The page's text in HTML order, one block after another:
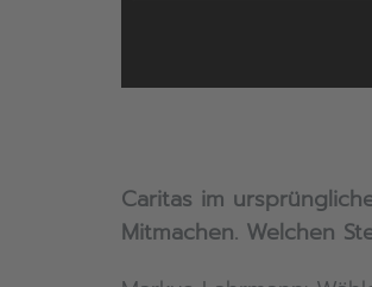
Caritas im
Mitmachen. Welchen